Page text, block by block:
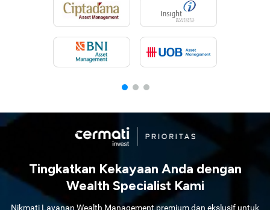
Tingkatkan Kekayaan Anda dengan
Wealth Specialist Kami
Nikmati Layanan Wealth Management premium dan ekslusif untuk